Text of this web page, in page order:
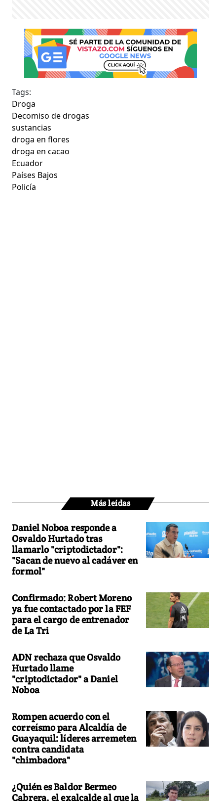
Tags:
Droga
Decomiso de drogas
sustancias
droga en flores
droga en cacao
Ecuador
Países Bajos
Policía
Más leídas
Daniel Noboa responde a
Osvaldo Hurtado tras
llamarlo "criptodictador":
"Sacan de nuevo al cadáver en
formol"
Confirmado: Robert Moreno
ya fue contactado por la FEF
para el cargo de entrenador
de La Tri
ADN rechaza que Osvaldo
Hurtado llame
"criptodictador" a Daniel
Noboa
Rompen acuerdo con el
correísmo para Alcaldía de
Guayaquil: líderes arremeten
contra candidata
"chimbadora"
¿Quién es Baldor Bermeo
Cabrera, el exalcalde al que la